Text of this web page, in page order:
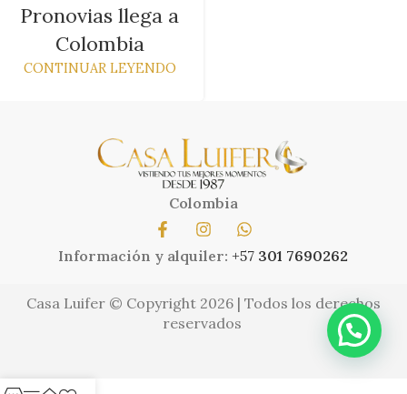
Pronovias llega a
Colombia
CONTINUAR LEYENDO
Colombia
Información y alquiler: +57 301 7690262
Casa Luifer © Copyright 2026 | Todos los derechos
reservados